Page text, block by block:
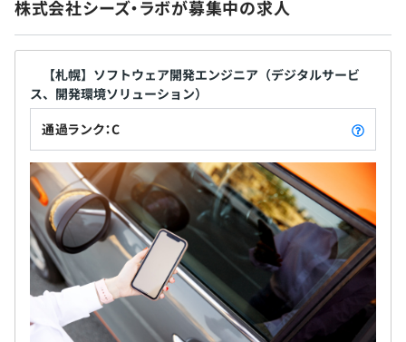
無期雇用
6カ月（条件などの変更はありません）
を信頼し、建設的なコミュニケーションを図ること
で生産性や会社の雰囲気に良い循環が生まれていま
す。
株式会社シーズ・ラボが募集中の求人
【札幌】ソフトウェア開発エンジニア（デジタルサービ
ス、開発環境ソリューション）
通過ランク：C